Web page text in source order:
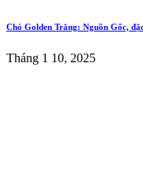
Chó Golden Trắng: Nguồn Gốc,
Tháng 1 10, 2025